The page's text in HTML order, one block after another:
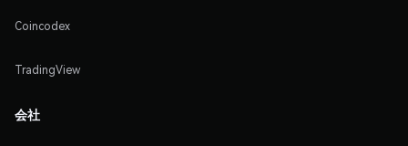
Coincodex
TradingView
会社